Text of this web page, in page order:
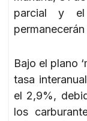
parcial y
Bajo el plano
tasa
el 2,9%,
los